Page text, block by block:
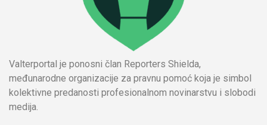
Valterportal je ponosni član Reporters Shielda,
međunarodne organizacije za pravnu pomoć koja je simbol
kolektivne predanosti profesionalnom novinarstvu i slobodi
medija.